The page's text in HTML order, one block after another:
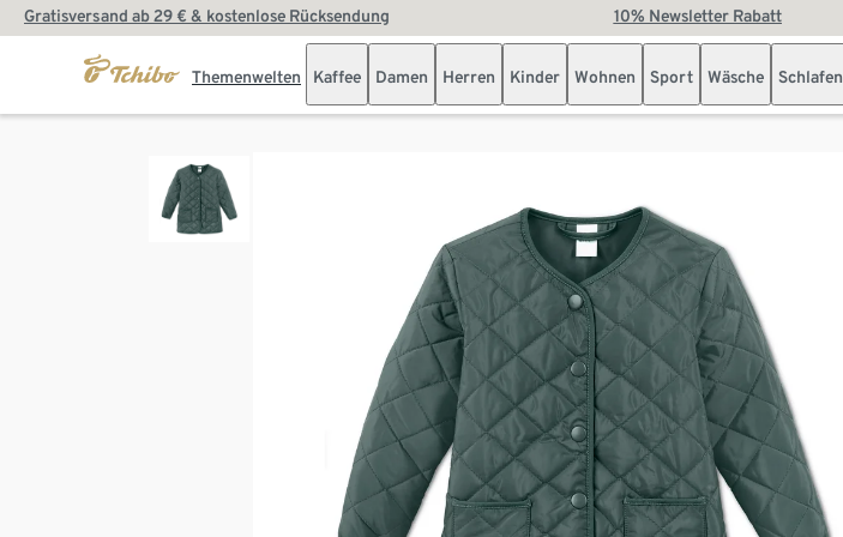
Gratisversand ab 29 € & kostenlose Rücksendung 10% Newsletter Rabatt
Themenwelten Kaffee Damen Herren Kinder Wohnen Sport Wäsche Schlafen